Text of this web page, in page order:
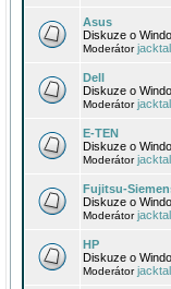
Asus
Diskuze o
Moderátor
Dell
Diskuze o
Moderátor
E-TEN
Diskuze o
Moderátor
Fujitsu-
Diskuze o
Moderátor
HP
Diskuze o
Moderátor